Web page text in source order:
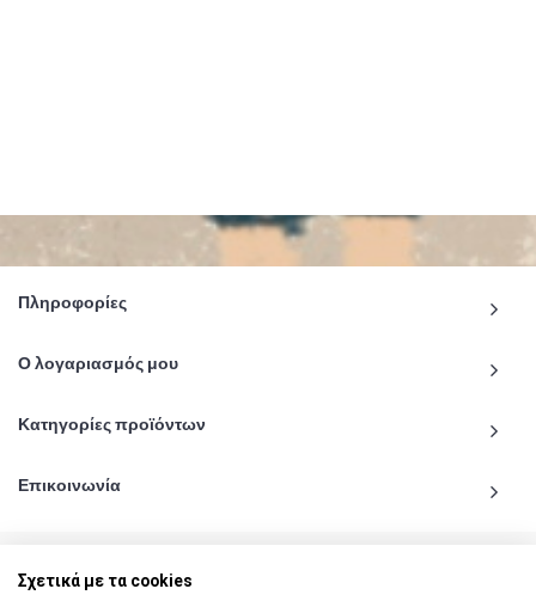
Πληροφορίες
Ο λογαριασμός μου
Κατηγορίες προϊόντων
Επικοινωνία
Σχετικά με τα cookies